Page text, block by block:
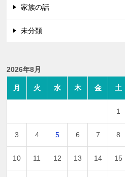
家族の話
未分類
2026年8月
月 火 水 木 金 土
1
3 4 5 6 7 8
10 11 12 13 14 15